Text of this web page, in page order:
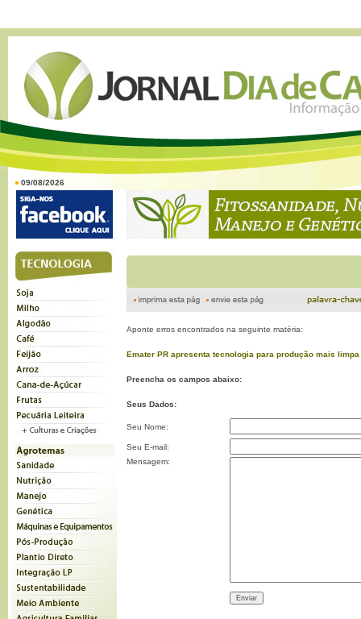
09/08/2026
Aponte erros encontrados na seguinte matéria:
Emater PR apresenta tecnologia para produção mais
Preencha os campos abaixo:
Seus Dados:
Seu Nome:
Seu E-mail:
Mensagem: